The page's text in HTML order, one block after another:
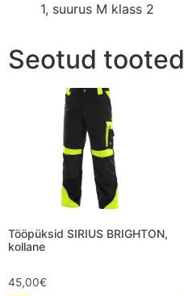
1, suurus M klass 2
Seotud tooted
Tööpüksid SIRIUS BRIGHTON,
kollane
45,00€